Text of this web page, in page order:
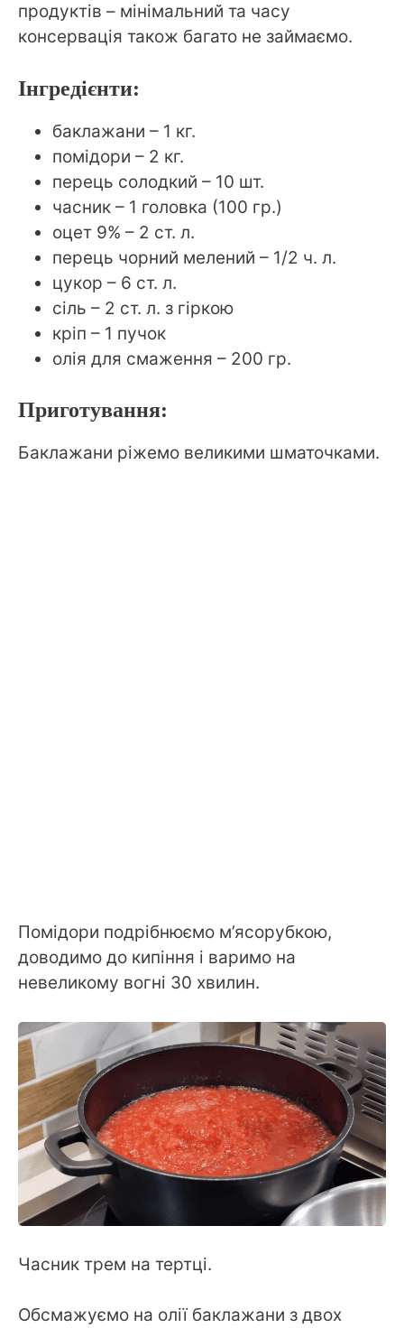
продуктів – мінімальний та часу
консервація також багато не займаємо.
Інгредієнти:
баклажани – 1 кг.
помідори – 2 кг.
перець солодкий – 10 шт.
часник – 1 головка (100 гр.)
оцет 9% – 2 ст. л.
перець чорний мелений – 1/2 ч. л.
цукор – 6 ст. л.
сіль – 2 ст. л. з гіркою
кріп – 1 пучок
олія для смаження – 200 гр.
Приготування:
Баклажани ріжемо великими шматочками.
Помідори подрібнюємо м’ясорубкою,
доводимо до кипіння і варимо на
невеликому вогні 30 хвилин.
Часник трем на тертці.
Обсмажуємо на олії баклажани з двох